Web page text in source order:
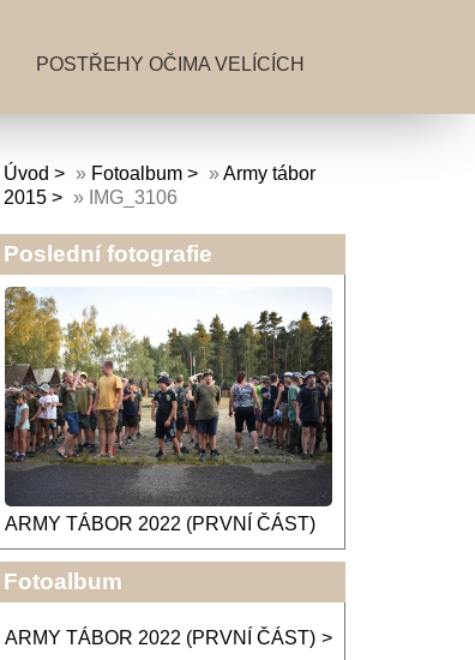
POSTŘEHY OČIMA VELÍCÍCH
Úvod » Fotoalbum »Army tábor
2015
» IMG_3106
Poslední fotografie
ARMY TÁBOR 2022 (PRVNÍ ČÁST)
Fotoalbum
ARMY TÁBOR 2022 (PRVNÍ ČÁST)